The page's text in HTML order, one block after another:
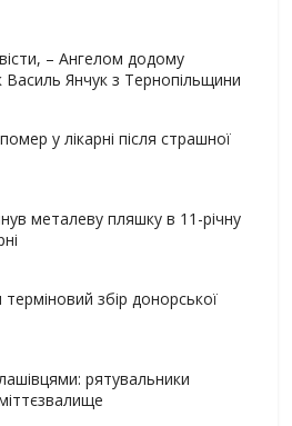
– Ангелом додому
Василь Янчук з Тернопільщини
у лікарні після страшної
металеву пляшку в 11-річну
збір донорської
рятувальники